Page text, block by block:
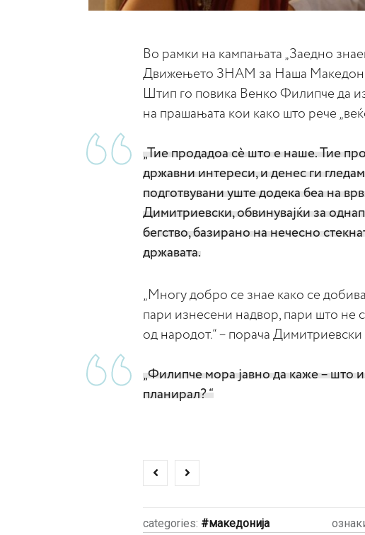
Во рамки на кампањата „Заедно
Движењето ЗНАМ за Наша
Штип го повика Венко Филипче да
на прашањата кои како што рече
„Тие продадоа сè што е наше. Тие
државни интереси, и денес ги
подготвувани уште додека беа на
Димитриевски, обвинувајќи за
бегство, базирано на нечесно
државата.
„Многу добро се знае како се
пари изнесени надвор, пари што не
од народот.“ – порача Димитриевски
„Филипче мора јавно да каже – што
планирал? “
categories: македонија